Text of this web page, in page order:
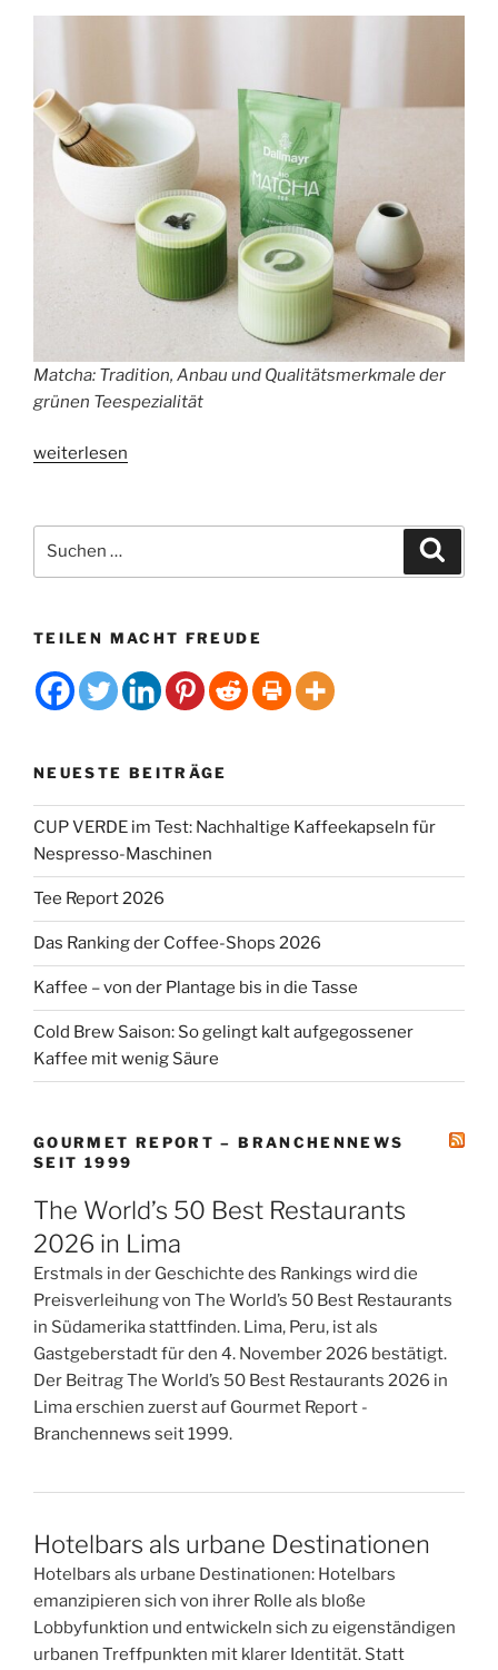
Matcha: Tradition, Anbau und Qualitätsmerkmale der
grünen Teespezialität
„Matcha:
und
Qualitätsmerkmale
Teespezialität“
weiterlesen
nach:
TEILEN MACHT FREUDE
NEUESTE BEITRÄGE
CUP VERDE im Test: Nachhaltige Kaffeekapseln für
Nespresso-Maschinen
Tee Report 2026
Das Ranking der Coffee-Shops 2026
Kaffee – von der Plantage bis in die Tasse
Cold Brew Saison: So gelingt kalt aufgegossener
Kaffee mit wenig Säure
GOURMET REPORT – BRANCHENNEWS
SEIT 1999
The World’s 50 Best Restaurants
2026 in Lima
Erstmals in der Geschichte des Rankings wird die
Preisverleihung von The World’s 50 Best Restaurants
in Südamerika stattfinden. Lima, Peru, ist als
Gastgeberstadt für den 4. November 2026 bestätigt.
Der Beitrag The World’s 50 Best Restaurants 2026 in
Lima erschien zuerst auf Gourmet Report -
Branchennews seit 1999.
Hotelbars als urbane Destinationen
Hotelbars als urbane Destinationen: Hotelbars
emanzipieren sich von ihrer Rolle als bloße
Lobbyfunktion und entwickeln sich zu eigenständigen
urbanen Treffpunkten mit klarer Identität. Statt